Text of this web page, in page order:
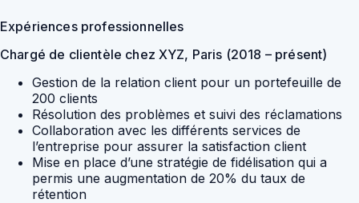
Expériences professionnelles
Chargé de clientèle chez XYZ, Paris (2018 – présent)
Gestion de la relation client pour un portefeuille de
200 clients
Résolution des problèmes et suivi des réclamations
Collaboration avec les différents services de
l’entreprise pour assurer la satisfaction client
Mise en place d’une stratégie de fidélisation qui a
permis une augmentation de 20% du taux de
rétention